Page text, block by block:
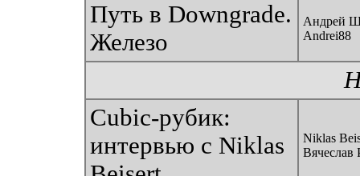
Путь в Downgrade.
Железо
Андрей
Andrei88
Cubic-рубик:
интервью с Niklas
Niklas
Вячеслав